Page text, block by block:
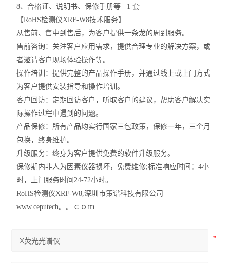
8、合格证、说明书、保修手册等 1 套
【RoHS检测仪XRF-W8技术服务】
从售前、售中到售后，为客户提供一条龙的周到服务。
售前咨询：关注客户应用需求，提供合理专业的解决方案，或
者邀请客户现场体验操作等。
操作培训：提供完整的产品操作手册，并通过线上或上门方式
为客户提供安装指导和操作培训。
客户回访：定期回访客户，听取客户的建议，帮助客户解决实
际操作过程中遇到的问题。
产品保修：所有产品均实行国家三包政策，保修一年，三个月
包换，终身维护。
升级服务：终身为客户提供免费的软件升级服务。
保修期内非人为因素仪器损坏，免费维修;标准响应时间：4小
时，上门服务时间24-72小时。
RoHS检测仪XRF-W8,深圳市策谱科技有限公司
www.ceputech。。ｃｏｍ